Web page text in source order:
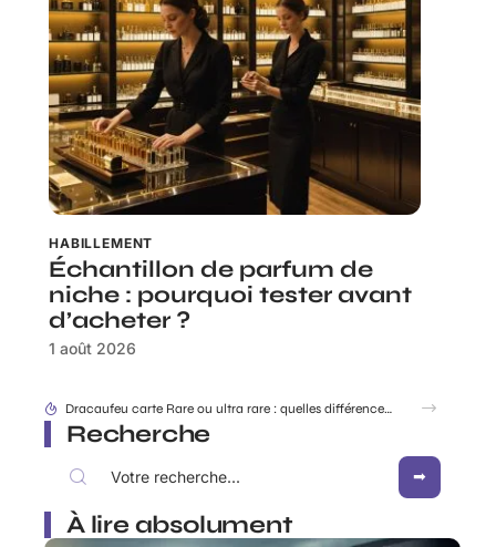
HABILLEMENT
Échantillon de parfum de
niche : pourquoi tester avant
d’acheter ?
1 août 2026
Rabbit Finder : découvrir l’appli pour ne plus égarer ses affaires
Recherche
À lire absolument